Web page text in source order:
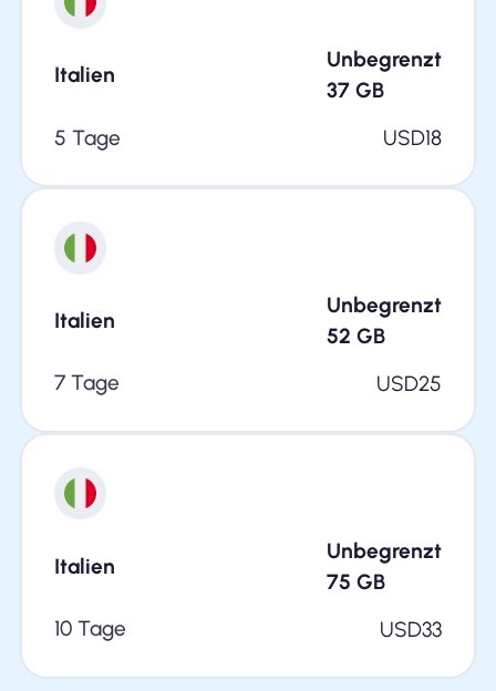
Italien
Unbegrenzt
37 GB
5 Tage
USD18
Italien
Unbegrenzt
52 GB
7 Tage
USD25
Italien
Unbegrenzt
75 GB
10 Tage
USD33